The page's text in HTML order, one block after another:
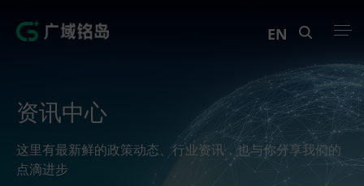
解决方案
案例中心
EN
资讯中心
这里有最新鲜的政策动态、行业资讯，也与你分享我们的
点滴进步